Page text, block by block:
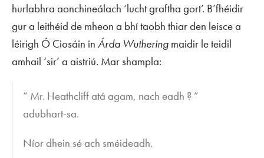
hurlabhra aonchineálach ‘lucht graftha gort’. B’fhéidir
gur a leithéid de mheon a bhí taobh thiar den leisce a
léirigh Ó Ciosáin in Árda Wuthering maidir le teidil
amhail ‘sir’ a aistriú. Mar shampla:
“ Mr. Heathcliff atá agam, nach eadh ? ”
adubhart-sa.
Níor dhein sé ach sméideadh.